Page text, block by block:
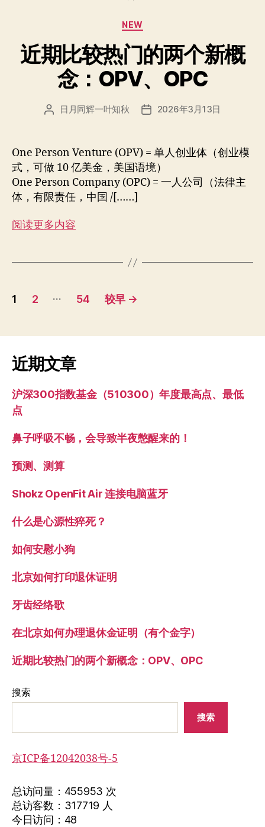
分
NEW
近期比较热门的两个新概
念：OPV、OPC
文
者
日月同辉一叶知秋
发
期
2026年3月13日
One Person Venture (OPV) = 单人创业体（创业模
式，可做 10 亿美金，美国语境）
One Person Company (OPC) = 一人公司（法律主
体，有限责任，中国 /[……]
阅读更多内容
文
分
页
1 2 … 54 较早 →
近期文章
沪深300指数基金（510300）年度最高点、最低
点
鼻子呼吸不畅，会导致半夜憋醒来的！
预测、测算
Shokz OpenFit Air 连接电脑蓝牙
什么是心源性猝死？
如何安慰小狗
北京如何打印退休证明
牙齿经络歌
在北京如何办理退休金证明（有个金字）
近期比较热门的两个新概念：OPV、OPC
搜索
搜索
京ICP备12042038号-5
总访问量：455953 次
总访客数：317719 人
今日访问：48